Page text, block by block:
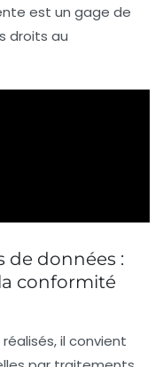
est un gage de
droits au
de données :
conformité
il convient